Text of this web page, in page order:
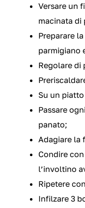
Versare un
macinata di
Preparare
parmigiano
Regolare di
Su un
Passare
panato;
Adagiare la
Condire
l’involtino
Ripetere
Infilzare 3